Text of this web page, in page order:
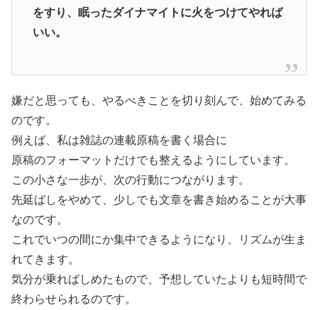
をすり、眠ったダイナマイトに火をつけてやれば
いい。
嫌だと思っても、やるべきことを切り刻んで、始めてみる
のです。
例えば、私は雑誌の連載原稿を書く場合に
原稿のフォーマットだけでも整えるようにしています。
この小さな一歩が、次の行動につながります。
先延ばしをやめて、少しでも文章を書き始めることが大事
なのです。
これでいつの間にか集中できるようになり、リズムが生ま
れてきます。
気分が乗ればしめたもので、予想していたよりも短時間で
終わらせられるのです。